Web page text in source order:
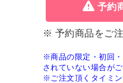
予約
※ 予約商品をご
※商品の限定・初回
されていない場合が
※ご注文頂くタイミ